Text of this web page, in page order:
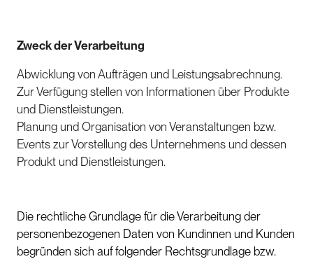
Zweck der Verarbeitung
Abwicklung von Aufträgen und Leistungsabrechnung.
Zur Verfügung stellen von Informationen über Produkte
und Dienstleistungen.
Planung und Organisation von Veranstaltungen bzw.
Events zur Vorstellung des Unternehmens und dessen
Produkt und Dienstleistungen.
Die rechtliche Grundlage für die Verarbeitung der
personenbezogenen Daten von Kundinnen und Kunden
begründen sich auf folgender Rechtsgrundlage bzw.